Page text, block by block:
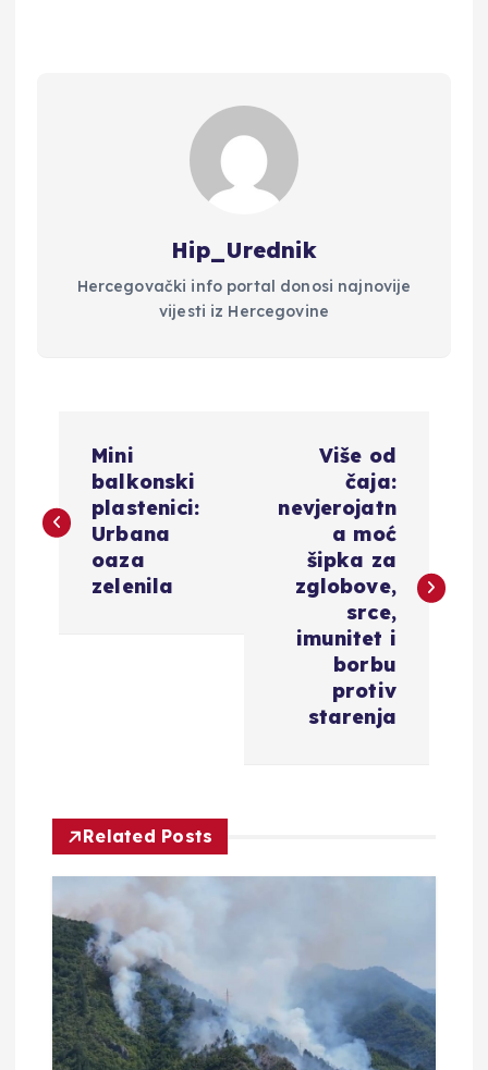
Hip_Urednik
Hercegovački info portal donosi najnovije
vijesti iz Hercegovine
v
a
o
b
Mini
balkonski
plastenici:
Urbana
oaza
zelenila
Više od
čaja:
nevjerojatn
a moć
šipka za
zglobove,
srce,
imunitet i
borbu
protiv
starenja
Related Posts